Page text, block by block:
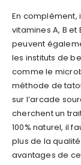
En complément,
vitamines A, B
peuvent
les instituts de
comme le
méthode de
sur l’arcade
cherchent un
100% naturel, il
plus de la
avantages de